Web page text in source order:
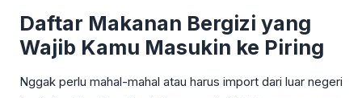
Daftar Makanan Bergizi yang
Wajib Kamu Masukin ke Piring
Nggak perlu mahal-mahal atau harus import dari luar negeri